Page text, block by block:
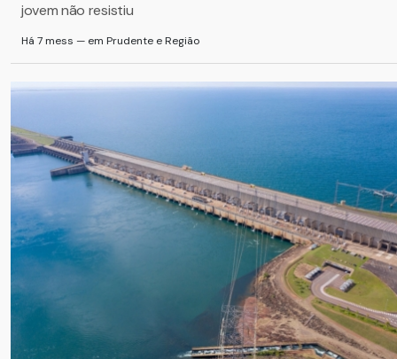
jovem não resistiu
Há 7 mess — em Prudente e Região